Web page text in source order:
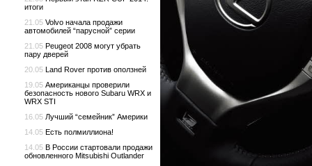
итоги
21.05 Volvo начала продажи
автомобилей “парусной” серии
21.05 Peugeot 2008 могут убрать
пару дверей
20.05 Land Rover против оползней
19.05 Американцы проверили
безопасность нового Subaru WRX и
WRX STI
16.05 Лучший “семейник” Америки
14.05 Есть полмиллиона!
14.05 В России стартовали продажи
обновленного Mitsubishi Outlander